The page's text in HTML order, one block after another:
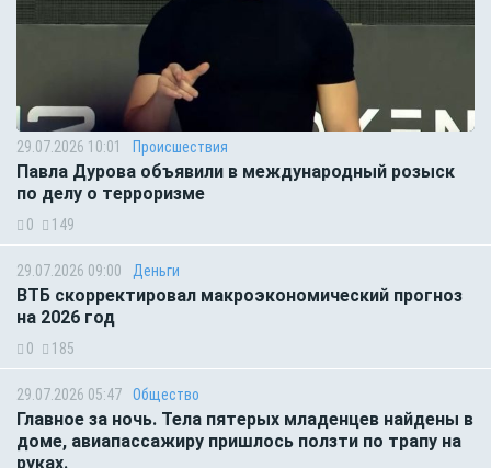
29.07.2026 10:01 Происшествия
Павла Дурова объявили в международный розыск
по делу о терроризме
0 149
29.07.2026 09:00 Деньги
ВТБ скорректировал макроэкономический прогноз
на 2026 год
0 185
29.07.2026 05:47 Общество
Главное за ночь. Тела пятерых младенцев найдены в
доме, авиапассажиру пришлось ползти по трапу на
руках.